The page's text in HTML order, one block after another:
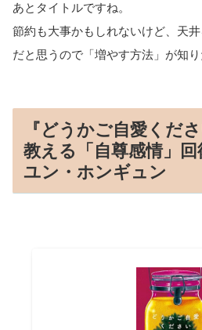
あとタイトルですね。
節約も大事かもしれないけど、天
だと思うので「増やす方法」が知り
『どうかご自愛くだ
教える「自尊感情」
ユン・ホンギュン